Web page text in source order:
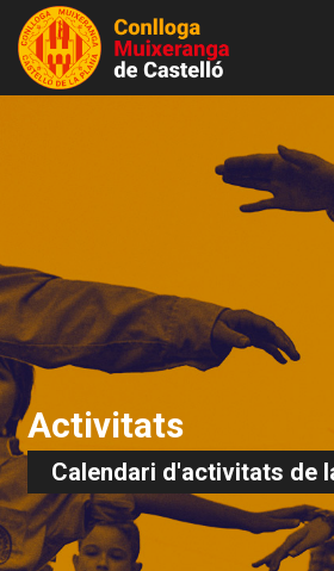
Activitats
Calendari d'activitats de